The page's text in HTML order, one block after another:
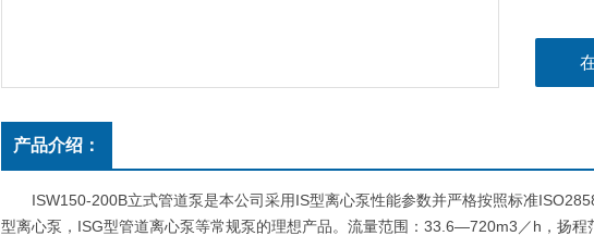
产品介绍：
ISW150-200B立式管道泵是本公司采用IS型离心泵性能参数并严格按照标准
型离心泵，ISG型管道离心泵等常规泵的理想产品。流量范围：33.6—720m3／h，扬